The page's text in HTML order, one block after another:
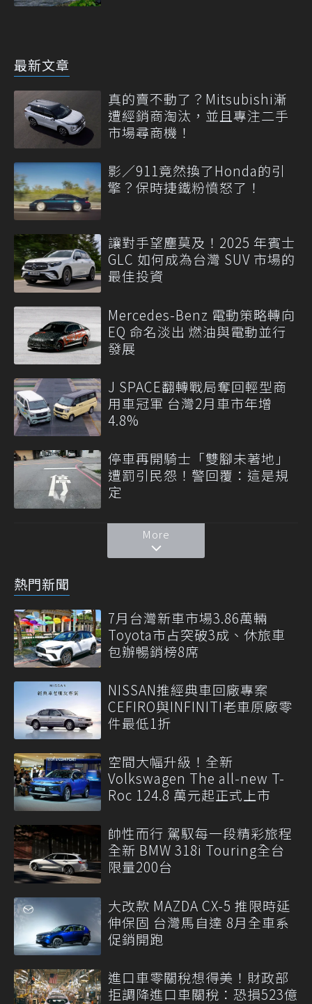
最新文章
真的賣不動了？Mitsubishi漸
遭經銷商淘汰，並且專注二手
市場尋商機！
影／911竟然換了Honda的引
擎？保時捷鐵粉憤怒了！
讓對手望塵莫及！2025 年賓士
GLC 如何成為台灣 SUV 市場的
最佳投資
Mercedes-Benz 電動策略轉向
EQ 命名淡出 燃油與電動並行
發展
J SPACE翻轉戰局奪回輕型商
用車冠軍 台灣2月車市年增
4.8%
停車再開騎士「雙腳未著地」
遭罰引民怨！警回覆：這是規
定
More
熱門新聞
7月台灣新車市場3.86萬輛
Toyota市占突破3成、休旅車
包辦暢銷榜8席
NISSAN推經典車回廠專案
CEFIRO與INFINITI老車原廠零
件最低1折
空間大幅升級！全新
Volkswagen The all-new T-
Roc 124.8 萬元起正式上市
帥性而行 駕馭每一段精彩旅程
全新 BMW 318i Touring全台
限量200台
大改款 MAZDA CX-5 推限時延
伸保固 台灣馬自達 8月全車系
促銷開跑
進口車零關稅想得美！財政部
拒調降進口車關稅：恐損523億